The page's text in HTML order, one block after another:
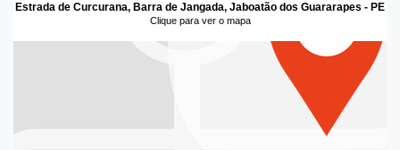
Estrada de Curcurana, Barra de Jangada, Jaboatão dos Guararapes - PE
Clique para ver o mapa